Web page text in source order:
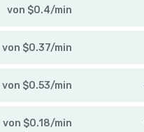
von $0.4/min
von $0.37/min
von $0.53/min
von $0.18/min